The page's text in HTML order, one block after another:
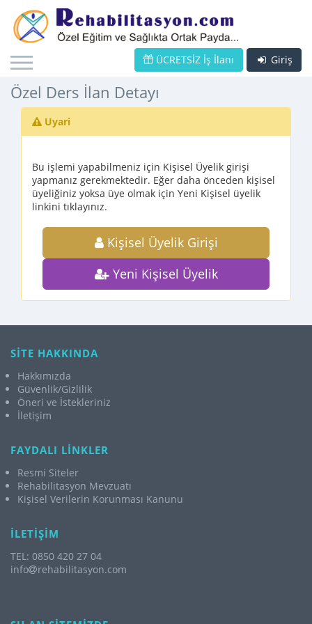
Giriş
ÜCRETSİZ İş İlanı
Özel Ders İlan Detayı
Uyari
Bu işlemi yapabilmeniz için Kişisel Üyelik girişi
yapmanız gerekmektedir. Eğer daha önceden kişisel
üyeliğiniz yoksa üye olmak için Yeni Kişisel üyelik
linkini tıklayınız.
Kişisel Üyelik Girişi
Yeni Kişisel Üyelik
SİTE HAKKINDA
Hakkımızda
Güvenlik/Gizlilik
Öneri ve İstekleriniz
İletişim
FAYDALI LİNKLER
Resmi Siteler
Rehabilitasyon Mevzuatı
Kişisel Verilerin Korunması Kanunu
İLETİŞİM
TEL: 0850 420 27 04
info
rehabilitasyon.com